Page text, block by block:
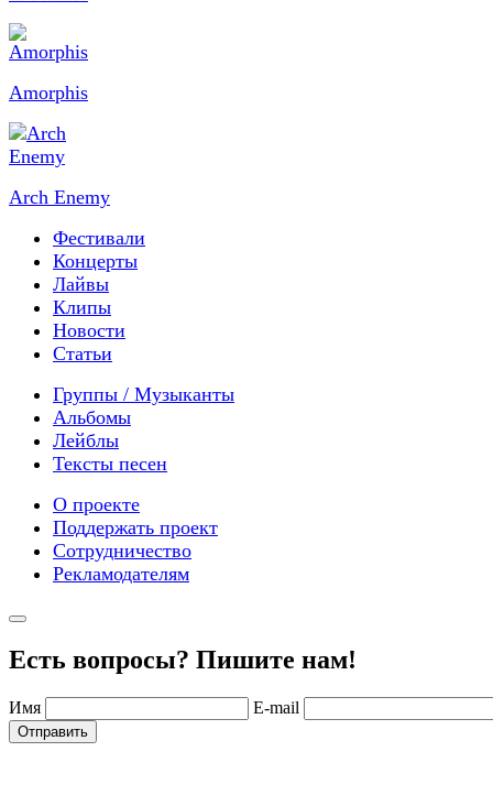
Amorphis
Arch Enemy
Фестивали
Концерты
Лайвы
Клипы
Новости
Статьи
Группы / Музыканты
Альбомы
Лейблы
Тексты песен
О проекте
Поддержать проект
Сотрудничество
Рекламодателям
Есть вопросы? Пишите нам!
Имя E-mail